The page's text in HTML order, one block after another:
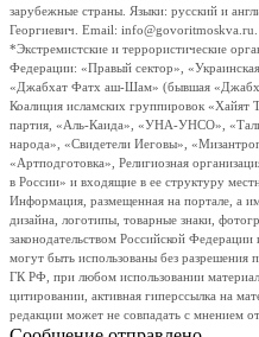
зарубежные страны. Языки: русский и
Георгиевич. Email:
*Экстремистские и террористические
Федерации: «Правый сектор»,
«Джабхат Фатх аш-Шам» (бывшая
Коалиция исламских группировок
партия, «Аль-Каида», «УНА-УНСО»,
народа», «Свидетели Иеговы»,
«Артподготовка», Религиозная
в России» и входящие в ее структуру
Информация, размещенная на портале, а
дизайна, логотипы, товарные знаки,
законодательством Российской
могут быть использованы без разрешения
ГК РФ, при любом использовании
цитировании, активная гиперссылка на
редакции может не совпадать с мнением